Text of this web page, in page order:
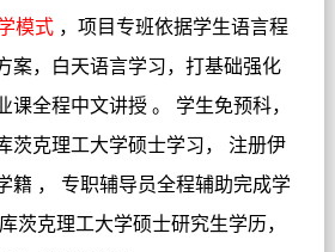
模式 ，项目专班依据学生语言程
案，白天语言学习，打基础强化
课全程中文讲授 。 学生免预科，
茨克理工大学硕士学习， 注册伊
籍 ， 专职辅导员全程辅助完成学
茨克理工大学硕士研究生学历，